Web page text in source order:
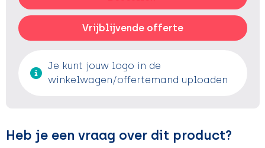
Vrijblijvende offerte
Je kunt jouw logo in de
winkelwagen/offertemand uploaden
Heb je een vraag over dit product?